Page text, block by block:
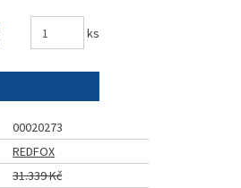
ks
00020273
REDFOX
31.339 Kč